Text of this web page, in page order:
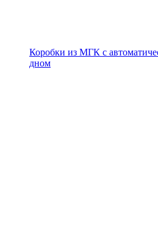
Коробки из МГК с
дном